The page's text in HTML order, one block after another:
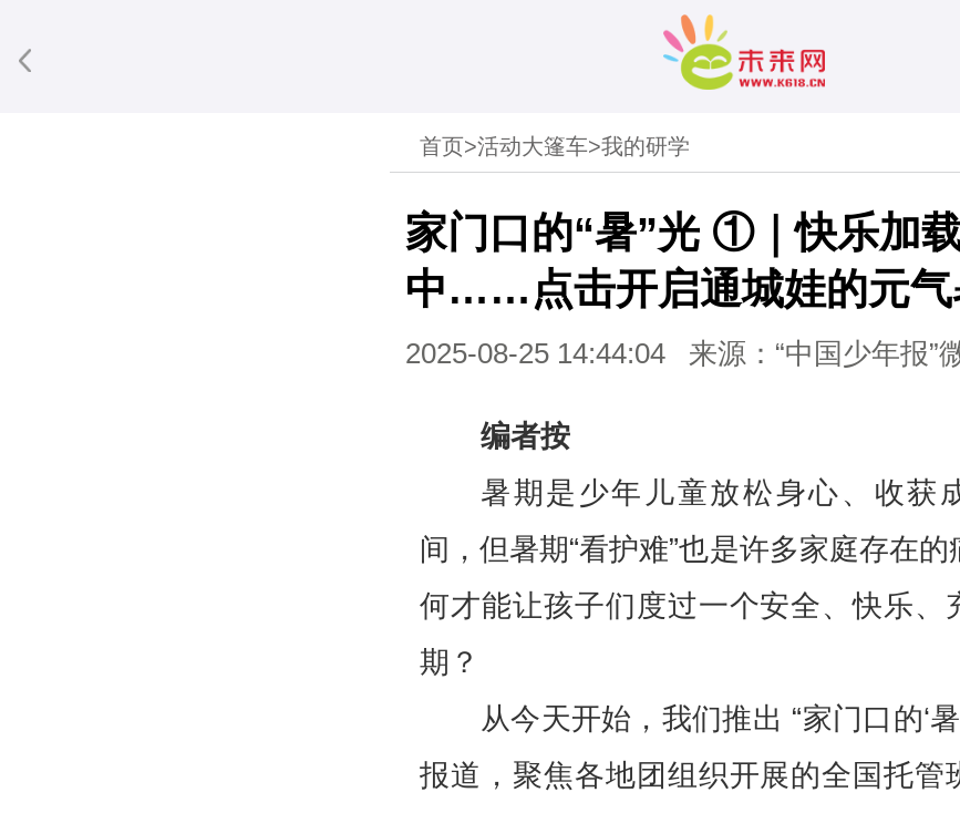
首页>活动大篷车>我的研学
家门口的“暑”光 ①｜快乐加
中……点击开启通城娃的元气
2025-08-25 14:44:04 来源：“中国少年报”
编者按
暑期是少年儿童放松身心、收获
间，但暑期“看护难”也是许多家庭存在的
何才能让孩子们度过一个安全、快乐、
期？
从今天开始，我们推出 “家门口的‘暑
报道，聚焦各地团组织开展的全国托管